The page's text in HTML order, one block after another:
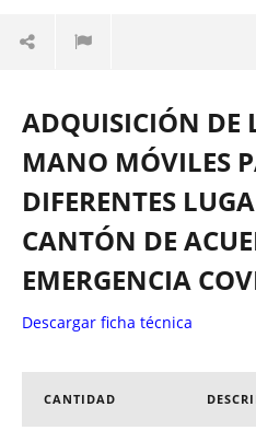
ADQUISICIÓN DE
MANO MÓVILES
DIFERENTES
CANTÓN DE
EMERGENCIA
Descargar ficha técnica
CANTIDAD